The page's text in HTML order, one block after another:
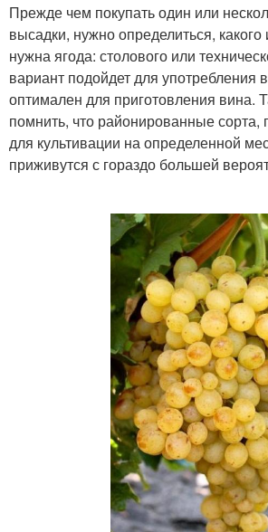
Прежде чем покупать один или
высадки, нужно определиться,
нужна ягода: столового или
вариант подойдет для употребления
оптимален для приготовления вина.
помнить, что районированные
для культивации на определенной
приживутся с гораздо большей